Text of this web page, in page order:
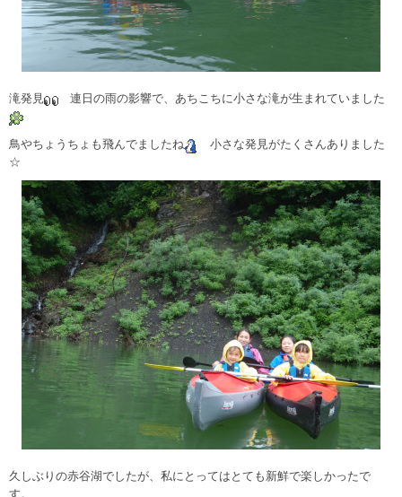
滝発見 連日の雨の影響で、あちこちに小さな滝が生まれていました
鳥やちょうちょも飛んでましたね
小さな発見がたくさんありました
☆
久しぶりの赤谷湖でしたが、私にとってはとても新鮮で楽しかったで
す。